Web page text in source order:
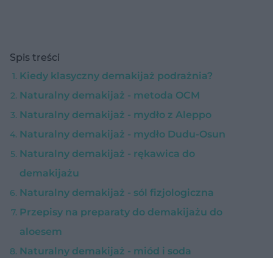
Spis treści
Kiedy klasyczny demakijaż podrażnia?
Naturalny demakijaż - metoda OCM
Naturalny demakijaż - mydło z Aleppo
Naturalny demakijaż - mydło Dudu-Osun
Naturalny demakijaż - rękawica do
demakijażu
Naturalny demakijaż - sól fizjologiczna
Przepisy na preparaty do demakijażu do
aloesem
Naturalny demakijaż - miód i soda